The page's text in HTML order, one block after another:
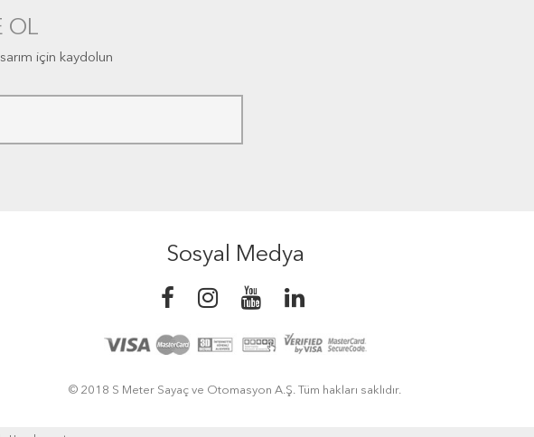
OL
için kaydolun
Sosyal Medya
© 2018 S Meter Sayaç ve Otomasyon A.Ş. Tüm hakları saklıdır.